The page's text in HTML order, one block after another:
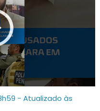
- Atualizado às